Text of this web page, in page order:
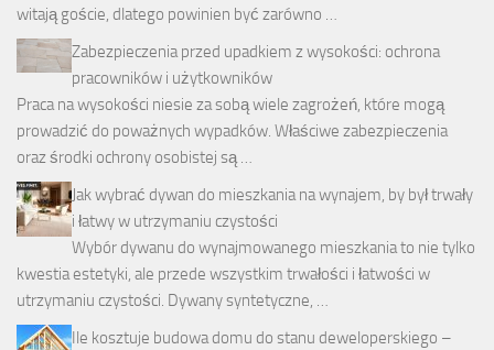
witają goście, dlatego powinien być zarówno …
Zabezpieczenia przed upadkiem z wysokości: ochrona
pracowników i użytkowników
Praca na wysokości niesie za sobą wiele zagrożeń, które mogą
prowadzić do poważnych wypadków. Właściwe zabezpieczenia
oraz środki ochrony osobistej są …
Jak wybrać dywan do mieszkania na wynajem, by był trwały
i łatwy w utrzymaniu czystości
Wybór dywanu do wynajmowanego mieszkania to nie tylko
kwestia estetyki, ale przede wszystkim trwałości i łatwości w
utrzymaniu czystości. Dywany syntetyczne, …
Ile kosztuje budowa domu do stanu deweloperskiego –